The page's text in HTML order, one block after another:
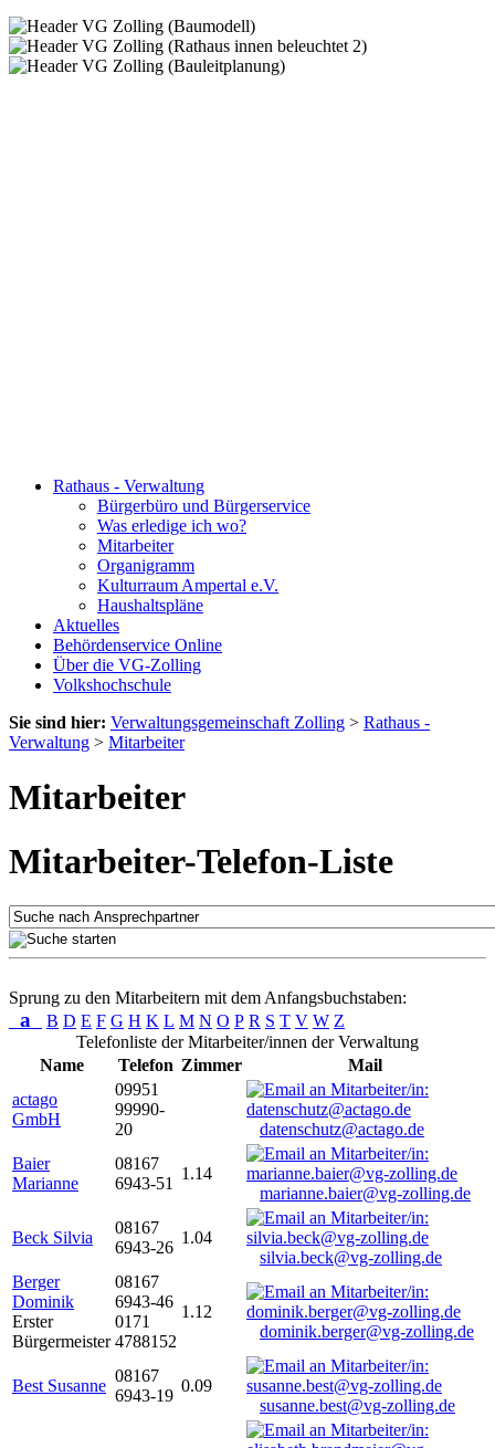
Rathaus - Verwaltung
Bürgerbüro und Bürgerservice
Was erledige ich wo?
Mitarbeiter
Organigramm
Kulturraum Ampertal e.V.
Haushaltspläne
Aktuelles
Behördenservice Online
Über die VG-Zolling
Volkshochschule
Sie sind hier: Verwaltungsgemeinschaft Zolling > Rathaus -
Verwaltung > Mitarbeiter
Mitarbeiter
Mitarbeiter-Telefon-Liste
Sprung zu den Mitarbeitern mit dem Anfangsbuchstaben:
a B D E F G H K L M N O P R S T V W Z
Telefonliste der Mitarbeiter/innen der Verwaltung
Name
Telefon Zimmer
Mail
actago
GmbH
09951
99990-
20
datenschutz@actago.de
Baier
Marianne
08167
6943-51
1.14
marianne.baier@vg-zolling.de
Beck Silvia
08167
6943-26
1.04
silvia.beck@vg-zolling.de
Berger
Dominik
Erster
Bürgermeister
08167
6943-46
0171
4788152
1.12
dominik.berger@vg-zolling.de
Best Susanne
08167
6943-19
0.09
susanne.best@vg-zolling.de